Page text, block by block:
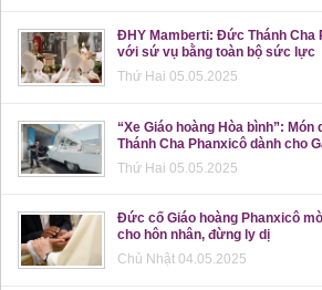
ĐHY Mamberti: Đức Thánh Cha
với sứ vụ bằng toàn bộ sức lực
Thứ Hai 05.05.2025
“Xe Giáo hoàng Hòa bình”:
Thánh Cha Phanxicô dành cho
Thứ Hai 05.05.2025
Đức cố Giáo hoàng Phanxicô
cho hôn nhân, đừng ly dị
Chủ Nhật 04.05.2025